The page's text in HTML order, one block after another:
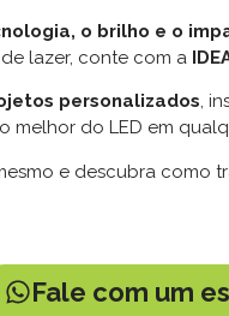
o brilho e o
lazer, conte com a
personalizados,
melhor do LED em
e descubra como
Fale com um